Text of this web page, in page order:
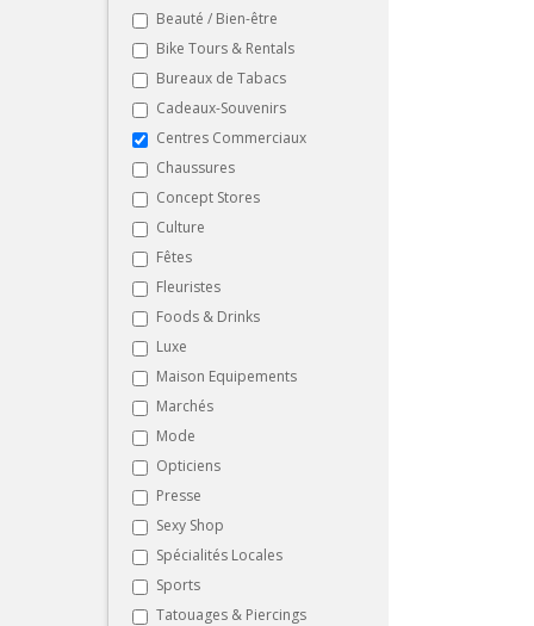
Beauté / Bien-être
Bike Tours & Rentals
Bureaux de Tabacs
Cadeaux-Souvenirs
Centres Commerciaux
Chaussures
Concept Stores
Culture
Fêtes
Fleuristes
Foods & Drinks
Luxe
Maison Equipements
Marchés
Mode
Opticiens
Presse
Sexy Shop
Spécialités Locales
Sports
Tatouages & Piercings